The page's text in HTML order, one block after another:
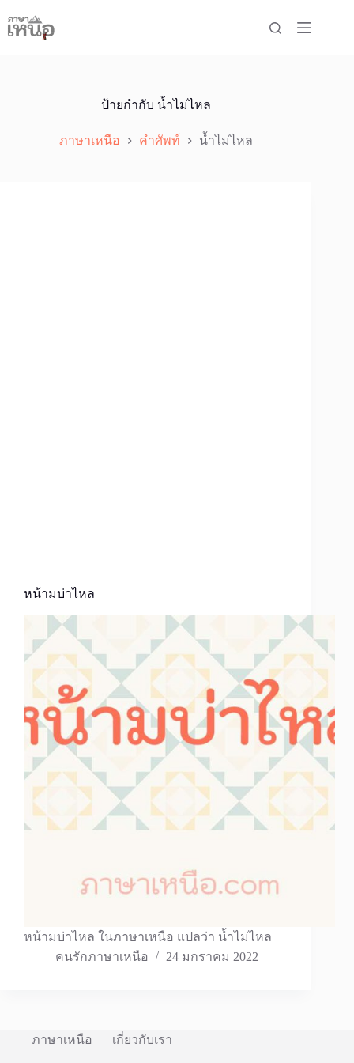
to
content
ป้ายกำกับ น้ำไม่ไหล
ภาษาเหนือ คำศัพท์ น้ำไม่ไหล
หน้ามบ่าไหล
หน้ามบ่าไหล ในภาษาเหนือ แปลว่า น้ำไม่ไหล
คนรักภาษาเหนือ
24 มกราคม 2022
ภาษาเหนือ เกี่ยวกับเรา